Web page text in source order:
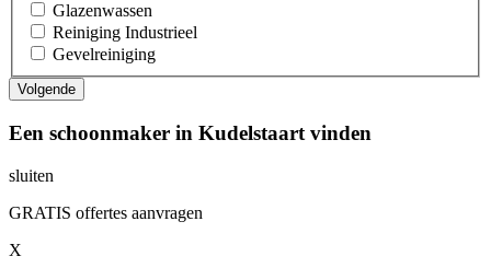
Glazenwassen
Reiniging Industrieel
Gevelreiniging
Een schoonmaker in Kudelstaart vinden
sluiten
GRATIS offertes aanvragen
X